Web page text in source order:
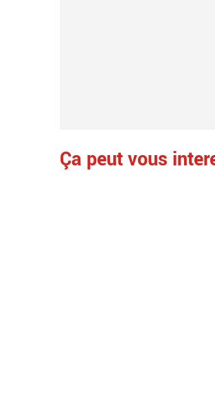
Ça peut vous